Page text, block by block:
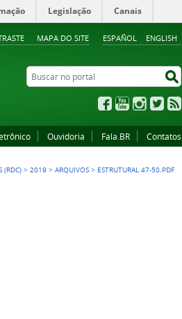
ESPAÑOL ENGLISH
MAPA DO SITE
Legislação Canais
Buscar no portal
FacebookYouTubeInstagram
Ouvidoria Fala.BR Contatos
(RDC) >2019 >ARQUIVOS > ESTRUTURAL 47-50.PDF